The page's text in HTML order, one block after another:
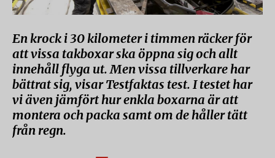
En krock i 30 kilometer i timmen räcker för
att vissa takboxar ska öppna sig och allt
innehåll flyga ut. Men vissa tillverkare har
bättrat sig, visar Testfaktas test. I testet har
vi även jämfört hur enkla boxarna är att
montera och packa samt om de håller tätt
från regn.